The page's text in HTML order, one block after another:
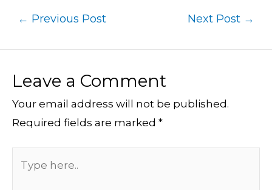
← Previous Post Next Post →
Leave a Comment
Your email address will not be published.
Required fields are marked *